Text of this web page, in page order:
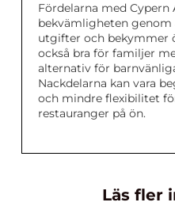
Fördelarna med Cypern
bekvämligheten
utgifter och bekymmer
också bra för familjer
alternativ för
Nackdelarna kan vara
och mindre flexibilitet
restauranger på ön.
Läs fler